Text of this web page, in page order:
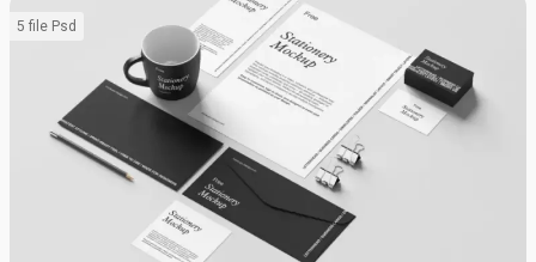
5 file Psd